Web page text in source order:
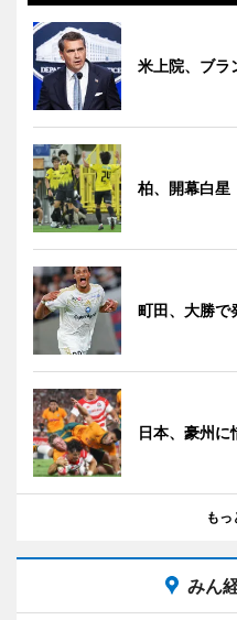
米上院、ブラ
柏、開幕白
町田、大勝
日本、豪州
もっ
みん